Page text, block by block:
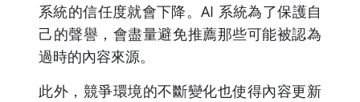
系統的信任度就會下降。AI 系統為了保護自
己的聲譽，會盡量避免推薦那些可能被認為
過時的內容來源。
此外，競爭環境的不斷變化也使得內容更新